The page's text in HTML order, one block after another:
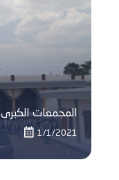
المجمعات الكبرى
1/1/2021